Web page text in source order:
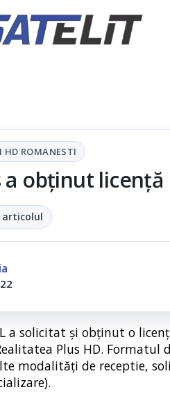
HD ROMANESTI
a obținut licență
articolul
a solicitat și obținut o
Plus HD.
modalități de receptie,